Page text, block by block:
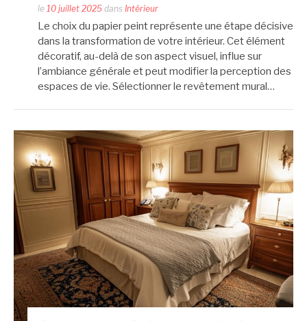
le 10 juillet 2025 dans Intérieur
Le choix du papier peint représente une étape décisive
dans la transformation de votre intérieur. Cet élément
décoratif, au-delà de son aspect visuel, influe sur
l’ambiance générale et peut modifier la perception des
espaces de vie. Sélectionner le revêtement mural…